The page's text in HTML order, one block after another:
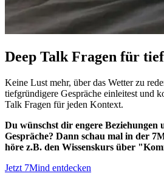
Deep Talk Fragen für
Keine Lust mehr, über das Wetter zu
tiefgründigere Gespräche einleitest und
Talk Fragen für jeden Kontext.
Du wünschst dir engere Beziehungen
Gespräche? Dann schau mal in der
höre z.B. den Wissenskurs über
Jetzt 7Mind entdecken